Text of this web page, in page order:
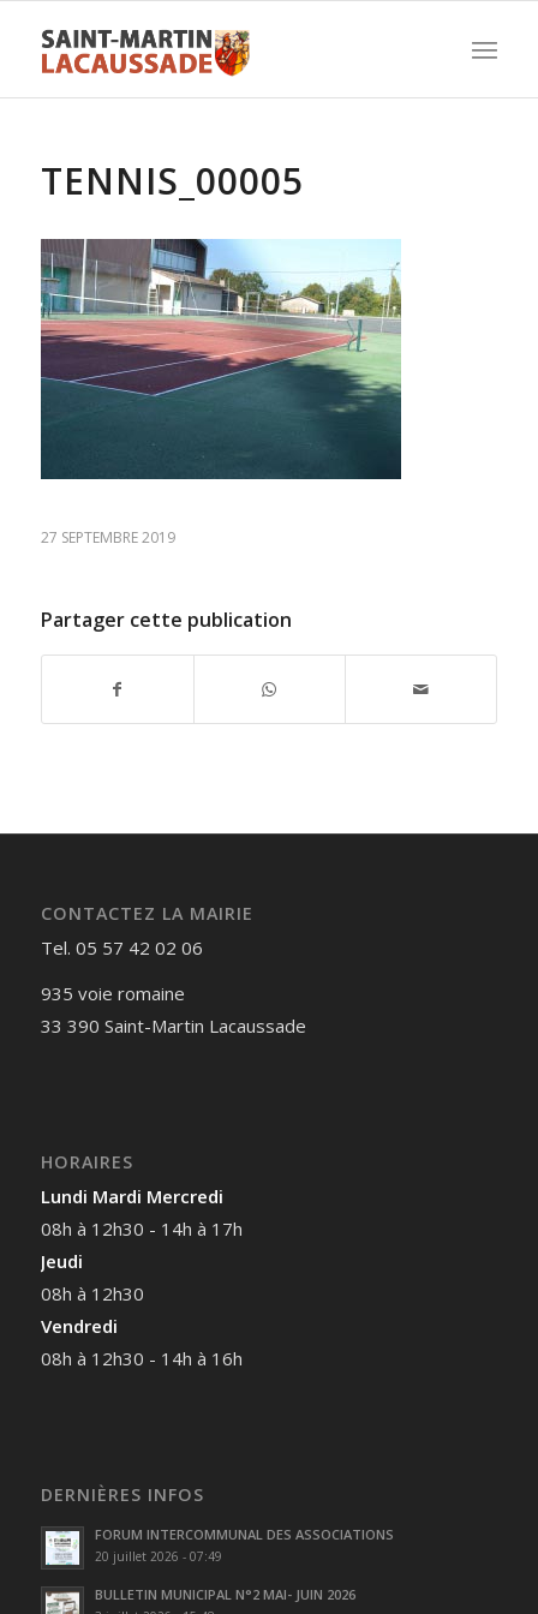
TENNIS_00005
27 SEPTEMBRE 2019
Partager cette publication
CONTACTEZ LA MAIRIE
Tel. 05 57 42 02 06
935 voie romaine
33 390 Saint-Martin Lacaussade
HORAIRES
Lundi Mardi Mercredi
08h à 12h30 - 14h à 17h
Jeudi
08h à 12h30
Vendredi
08h à 12h30 - 14h à 16h
DERNIÈRES INFOS
FORUM INTERCOMMUNAL DES ASSOCIATIONS
20 juillet 2026 - 07:49
BULLETIN MUNICIPAL N°2 MAI- JUIN 2026